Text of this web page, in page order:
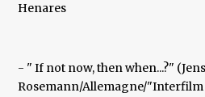
Henares
- " If not now, then when...?" (Jens
Rosemann/Allemagne/